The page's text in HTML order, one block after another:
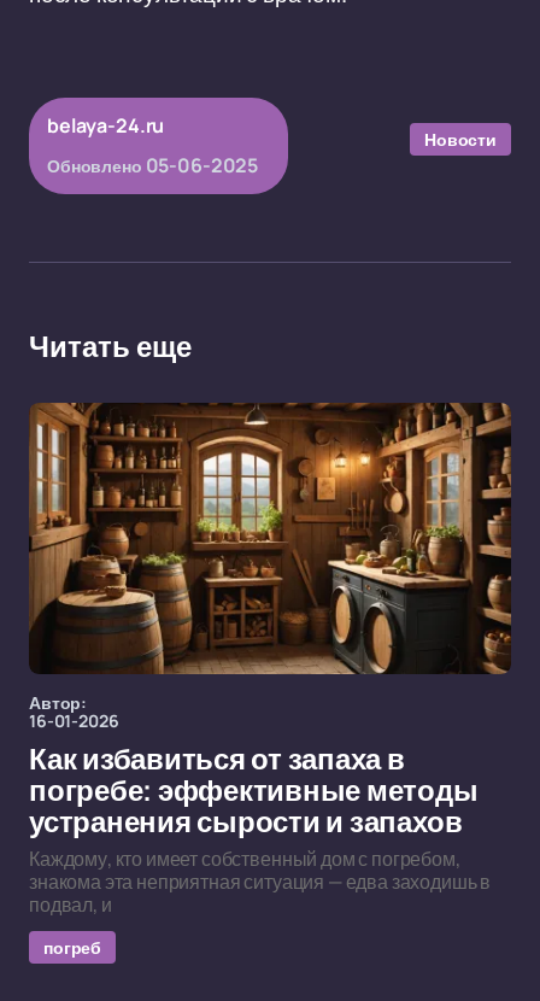
belaya-24.ru
Обновлено 05-06-2025
Новости
Читать еще
Автор:
16-01-2026
Как избавиться от запаха в
погребе: эффективные методы
устранения сырости и запахов
Каждому, кто имеет собственный дом с погребом,
знакома эта неприятная ситуация — едва заходишь в
подвал, и
погреб